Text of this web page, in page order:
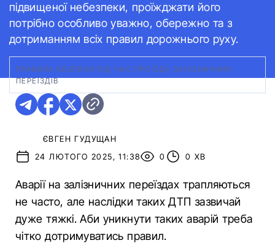
підвищеної небезпеки, проїжджати його
потрібно особливо уважно, обережно та з
дотриманням всіх правил дорожнього руху.
ПРАВИЛА БЕЗПЕКИ ПІД ЧАС ПРОЇЗДУ ЗАЛІЗНИЧНИХ
ПЕРЕЇЗДІВ
ЄВГЕН ГУДУЩАН
24 ЛЮТОГО 2025, 11:38
0 0 ХВ
Аварії на залізничних переїздах трапляються
не часто, але наслідки таких ДТП зазвичай
дуже тяжкі. Аби уникнути таких аварій треба
чітко дотримуватись правил.